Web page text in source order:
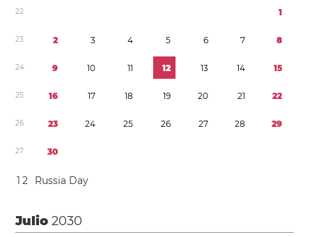
22 1
23 2 3 4 5 6 7 8
24 9 10 11 12 13 14 15
25 16 17 18 19 20 21 22
26 23 24 25 26 27 28 29
27 30
1 2 Russia Day
Julio2030